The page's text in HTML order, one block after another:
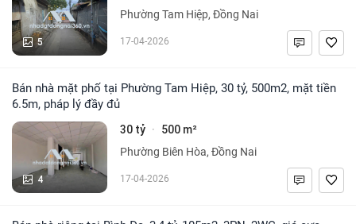
5
Phường Tam Hiệp, Đồng Nai
17-04-2026
Bán nhà mặt phố tại Phường Tam Hiệp, 30 tỷ, 500m2, mặt tiền
6.5m, pháp lý đầy đủ
4
30 tỷ · 500 m²
Phường Biên Hòa, Đồng Nai
17-04-2026